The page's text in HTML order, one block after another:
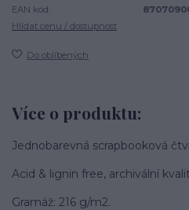
EAN kód:
Hlídat cenu / dostupnost
Do oblíbených
Více o produktu:
Jednobarevná scrapbooková
Acid & lignin free, archivální
Gramáž: 216 g/m2.